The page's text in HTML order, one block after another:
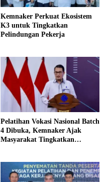
Kemnaker Perkuat Ekosistem
K3 untuk Tingkatkan
Pelindungan Pekerja
Pelatihan Vokasi Nasional Batch
4 Dibuka, Kemnaker Ajak
Masyarakat Tingkatkan